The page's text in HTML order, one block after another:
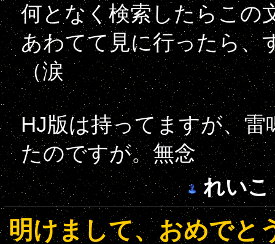
何となく検索したらこの
あわてて見に行ったら、
（涙
HJ版は持ってますが、
たのですが。無念
れいこ
明けまして、おめでと